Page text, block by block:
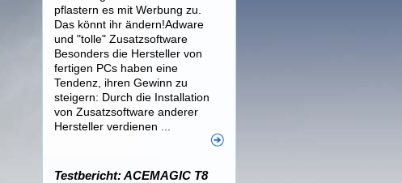
pflastern es mit Werbung zu.
Das könnt ihr ändern!Adware
und "tolle" Zusatzsoftware
Besonders die Hersteller von
fertigen PCs haben eine
Tendenz, ihren Gewinn zu
steigern: Durch die Installation
von Zusatzsoftware anderer
Hersteller verdienen ...
Testbericht: ACEMAGIC T8